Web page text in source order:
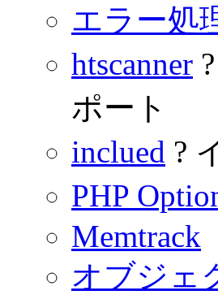
エラー処
htscanner
ポート
inclued ?
PHP
Memtrack
オブジェ